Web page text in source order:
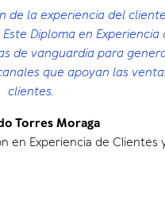
la experiencia del
Diploma en
de vanguardia para
que apoyan las
clientes.
Torres Moraga
en Experiencia de Clientes